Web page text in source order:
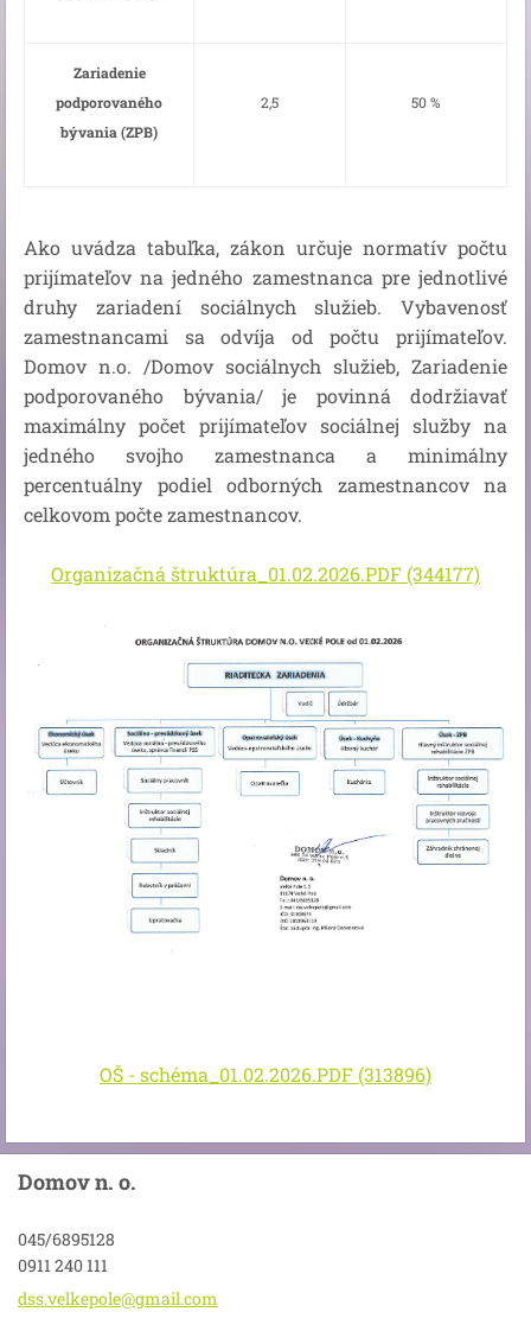
Zariadenie
podporovaného
bývania (ZPB)
2,5 50 %
Ako uvádza tabuľka, zákon určuje normatív počtu
prijímateľov na jedného zamestnanca pre jednotlivé
druhy zariadení sociálnych služieb. Vybavenosť
zamestnancami sa odvíja od počtu prijímateľov.
Domov n.o. /Domov sociálnych služieb, Zariadenie
podporovaného bývania/ je povinná dodržiavať
maximálny počet prijímateľov sociálnej služby na
jedného svojho zamestnanca a minimálny
percentuálny podiel odborných zamestnancov na
celkovom počte zamestnancov.
Organizačná štruktúra_01.02.2026.PDF (344177)
OŠ - schéma_01.02.2026.PDF (313896)
Domov n. o.
045/6895128
0911 240 111
dss.velkepole@gmail.com